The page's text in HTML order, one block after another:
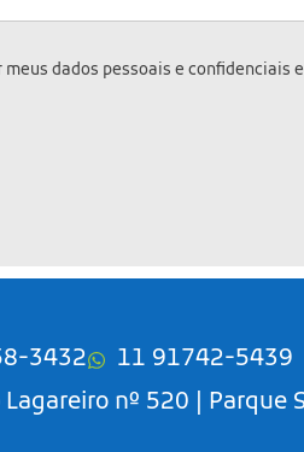
dados pessoais e confidenciais
3432
11 91742-5439
nº 520 | Parque